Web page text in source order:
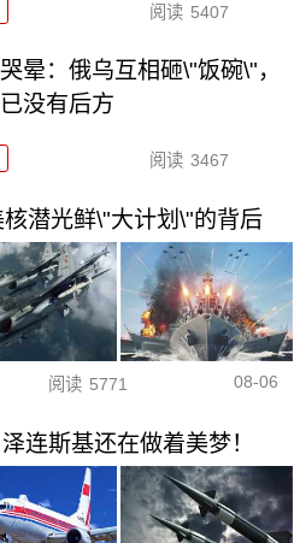
阅读 5407
晕：俄乌互相砸\"饭碗\"，
没有后方
阅读 3467
潜光鲜\"大计划\"的背后
阅读 5771 08-06
连斯基还在做着美梦！